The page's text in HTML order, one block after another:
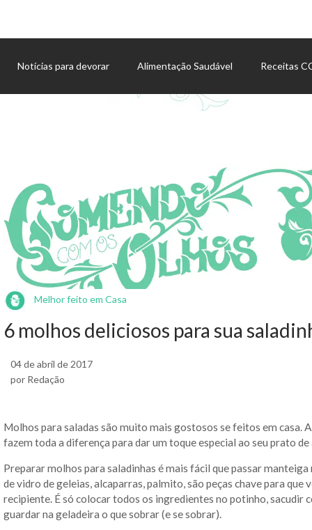
Notícias para devorar Alimentação Saudável Receitas
Melhor feito em Casa
6 molhos deliciosos para sua
04 de abril de 2017
por Redação
Molhos para saladas são muito mais gostosos se feitos em casa.
fazem toda a diferença para dar um toque especial ao seu prato
Preparar molhos para saladinhas é mais fácil que passar
de vidro de geleias, alcaparras, palmito, são peças chave para que
recipiente. É só colocar todos os ingredientes no potinho, sacudir
guardar na geladeira o que sobrar (e se sobrar).